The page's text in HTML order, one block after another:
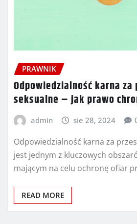
PRAWNIK
Odpowiedzialność karna
seksualne – jak prawo
admin sie 28, 2024
Odpowiedzialność karna za
jest jednym z kluczowych
mającym na celu ochronę ofiar
READ MORE